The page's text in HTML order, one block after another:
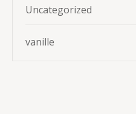
Uncategorized
vanille